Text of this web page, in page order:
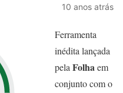
10 anos atrás
Ferramenta
inédita lançada
pela Folhaem
conjunto com o